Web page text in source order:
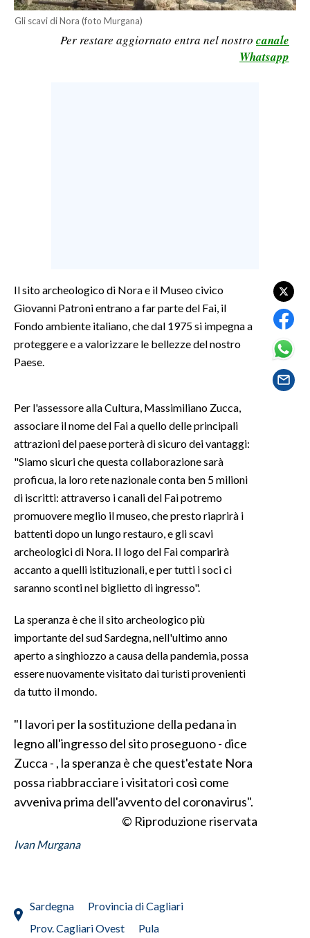
LAVORO
CULTURA
SPETTACOLI
SALUTE
SARDEGNA TURISMO
NOTIZIE
EVENTI
#CARAUNIONE
3 MINUTI CON
INSULARITÀ
ABBONATI
ANNUNCI
PUBBLICITÀ
Gli scavi di Nora (foto Murgana)
Per restare aggiornato entra nel nostro canale
Whatsapp
Il sito archeologico di Nora e il Museo civico
Giovanni Patroni entrano a far parte del Fai, il
Fondo ambiente italiano, che dal 1975 si impegna a
proteggere e a valorizzare le bellezze del nostro
Paese.
Per l'assessore alla Cultura, Massimiliano Zucca,
associare il nome del Fai a quello delle principali
attrazioni del paese porterà di sicuro dei vantaggi:
"Siamo sicuri che questa collaborazione sarà
proficua, la loro rete nazionale conta ben 5 milioni
di iscritti: attraverso i canali del Fai potremo
promuovere meglio il museo, che presto riaprirà i
battenti dopo un lungo restauro, e gli scavi
archeologici di Nora. Il logo del Fai comparirà
accanto a quelli istituzionali, e per tutti i soci ci
saranno sconti nel biglietto di ingresso".
La speranza è che il sito archeologico più
importante del sud Sardegna, nell'ultimo anno
aperto a singhiozzo a causa della pandemia, possa
essere nuovamente visitato dai turisti provenienti
da tutto il mondo.
"I lavori per la sostituzione della pedana in
legno all'ingresso del sito proseguono - dice
Zucca - , la speranza è che quest'estate Nora
possa riabbracciare i visitatori così come
avveniva prima dell'avvento del coronavirus".
© Riproduzione riservata
Ivan Murgana
Sardegna
Provincia di Cagliari
Prov. Cagliari Ovest
Pula